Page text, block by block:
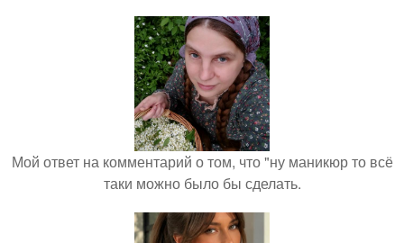
Мой ответ на комментарий о том, что "ну маникюр то всё
таки можно было бы сделать.